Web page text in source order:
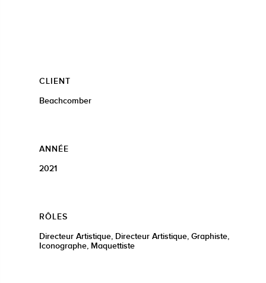
CLIENT
Beachcomber
ANNÉE
2021
RÔLES
Directeur Artistique, Directeur Artistique, Graphiste,
Iconographe, Maquettiste